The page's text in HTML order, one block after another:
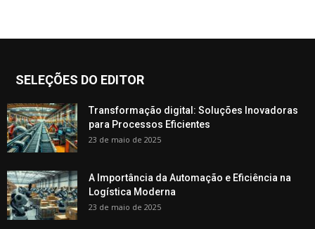
SELEÇÕES DO EDITOR
Transformação digital: Soluções Inovadoras
para Processos Eficientes
23 de maio de 2025
A Importância da Automação e Eficiência na
Logística Moderna
23 de maio de 2025